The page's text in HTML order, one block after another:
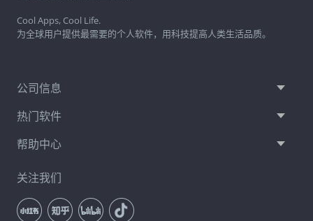
Cool Apps, Cool Life.
为全球用户提供最需要的个人软件，用科技提高人类生活品质。
公司信息
热门软件
帮助中心
关注我们